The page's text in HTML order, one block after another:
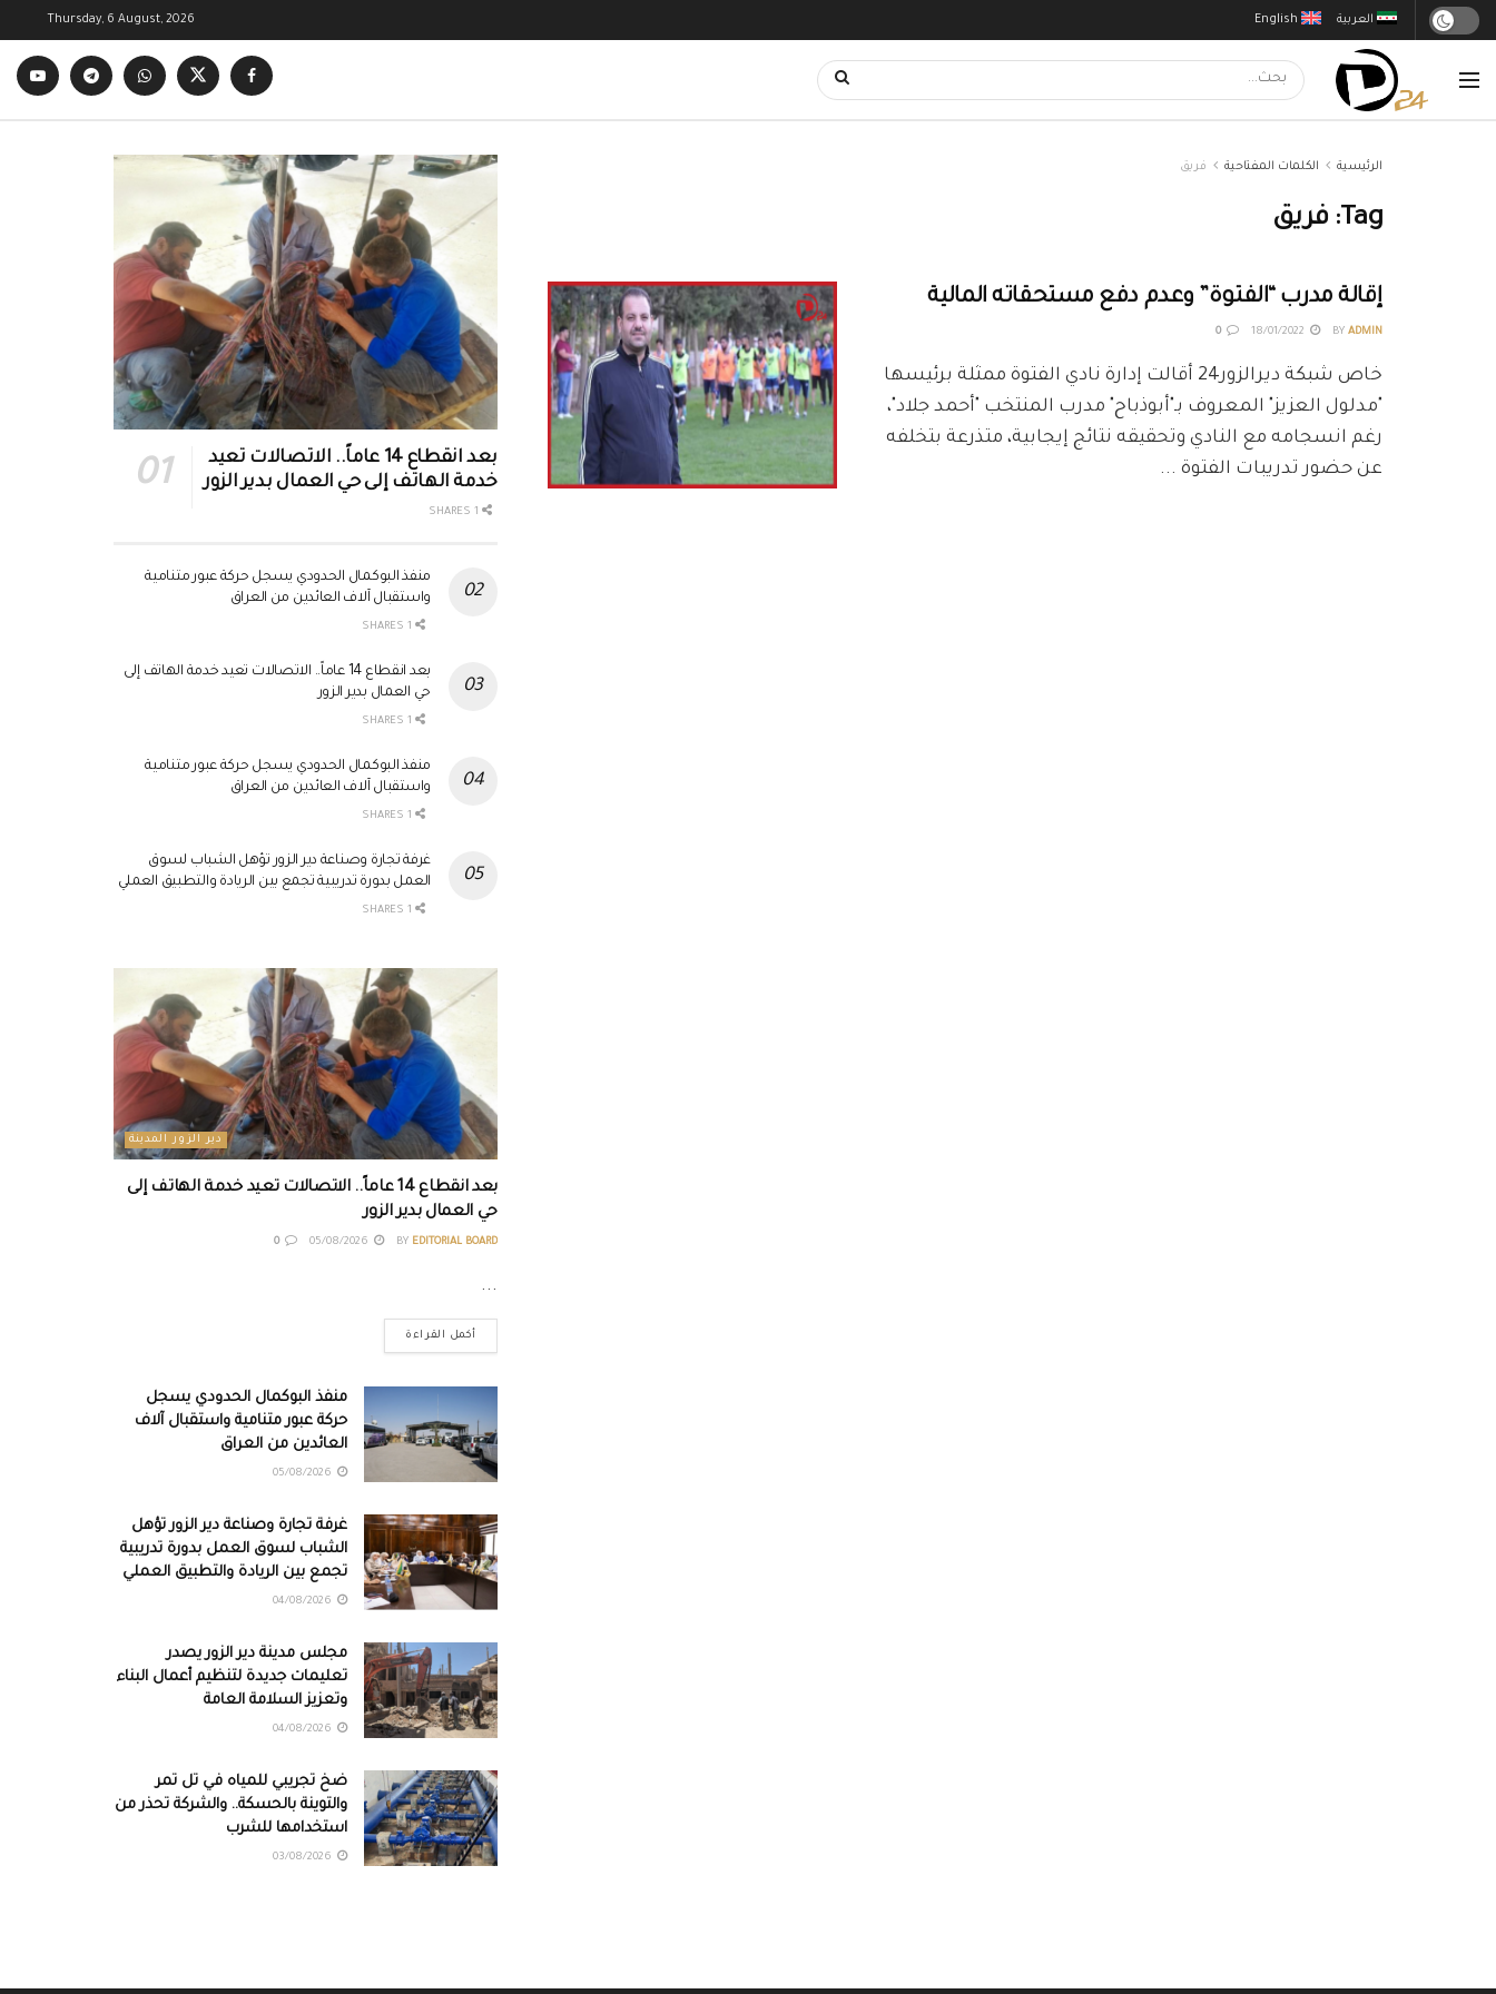
English العربية Thursday, 6 August, 2026
الرئيسية الكلمات المفتاحية فريق
Tag: فريق
إقالة مدرب “الفتوة” وعدم دفع مستحقاته المالية
BY ADMIN
0
خاص شبكة ديرالزور24 أقالت إدارة نادي الفتوة ممثلة برئيسها
"مدلول العزيز" المعروف بـ"أبوذباح" مدرب المنتخب "أحمد جلاد"،
رغم انسجامه مع النادي وتحقيقه نتائج إيجابية، متذرعة بتخلفه
عن حضور تدريبات الفتوة ...
بعد انقطاع 14 عاماً.. الاتصالات تعيد
خدمة الهاتف إلى حي العمال بدير الزور
منفذ البوكمال الحدودي يسجل حركة عبور متنامية
واستقبال آلاف العائدين من العراق
بعد انقطاع 14 عاماً.. الاتصالات تعيد خدمة الهاتف إلى
حي العمال بدير الزور
منفذ البوكمال الحدودي يسجل حركة عبور متنامية
واستقبال آلاف العائدين من العراق
غرفة تجارة وصناعة دير الزور تؤهل الشباب لسوق
العمل بدورة تدريبية تجمع بين الريادة والتطبيق العملي
دير الزور المدينة
بعد انقطاع 14 عاماً.. الاتصالات تعيد خدمة الهاتف إلى
حي العمال بدير الزور
BY EDITORIAL BOARD
0
...
أكمل القراءة
منفذ البوكمال الحدودي يسجل
حركة عبور متنامية واستقبال آلاف
العائدين من العراق
غرفة تجارة وصناعة دير الزور تؤهل
الشباب لسوق العمل بدورة تدريبية
تجمع بين الريادة والتطبيق العملي
مجلس مدينة دير الزور يصدر
تعليمات جديدة لتنظيم أعمال البناء
وتعزيز السلامة العامة
ضخ تجريبي للمياه في تل تمر
والتوينة بالحسكة.. والشركة تحذر من
استخدامها للشرب